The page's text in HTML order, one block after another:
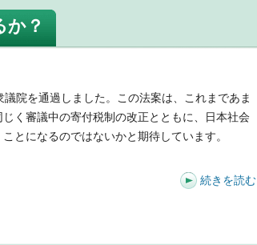
か？
院を通過しました。この法案は、これまであま
く審議中の寄付税制の改正とともに、日本社会
とになるのではないかと期待しています。
続きを読む